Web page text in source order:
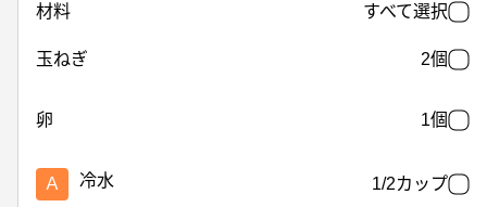
材料 すべて選択
玉ねぎ 2個
卵 1個
Ａ 冷水 1/2カップ